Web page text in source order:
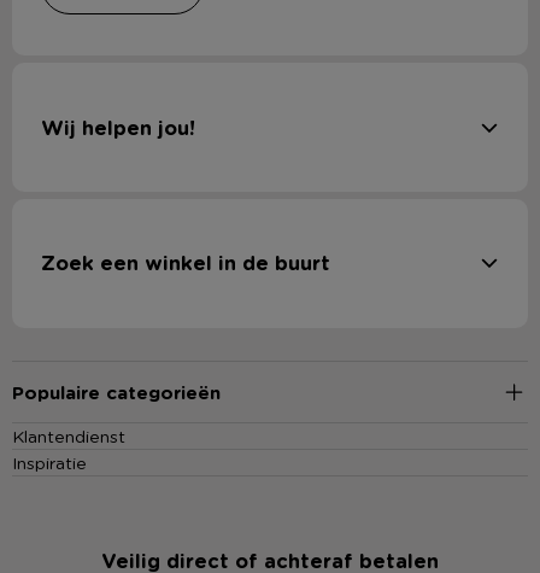
Wij helpen jou!
Zoek een winkel in de buurt
Populaire categorieën
Klantendienst
Inspiratie
Veilig direct of achteraf betalen